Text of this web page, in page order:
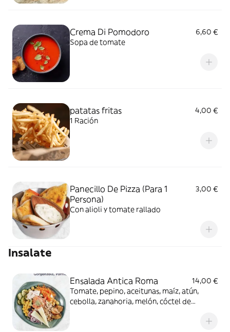
Crema Di Pomodoro
6,60 €
Sopa de tomate
patatas fritas
4,00 €
1 Ración
Panecillo De Pizza (Para 1
Persona)
3,00 €
Con alioli y tomate rallado
Insalate
Ensalada Antica Roma
14,00 €
Tomate, pepino, aceitunas, maíz, atún,
cebolla, zanahoria, melón, cóctel de